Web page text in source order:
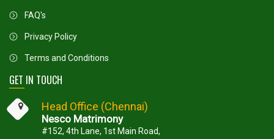
FAQ's
Privacy Policy
Terms and Conditions
GET IN TOUCH
Head Office (Chennai)
Nesco Matrimony
#152, 4th Lane, 1st Main Road,